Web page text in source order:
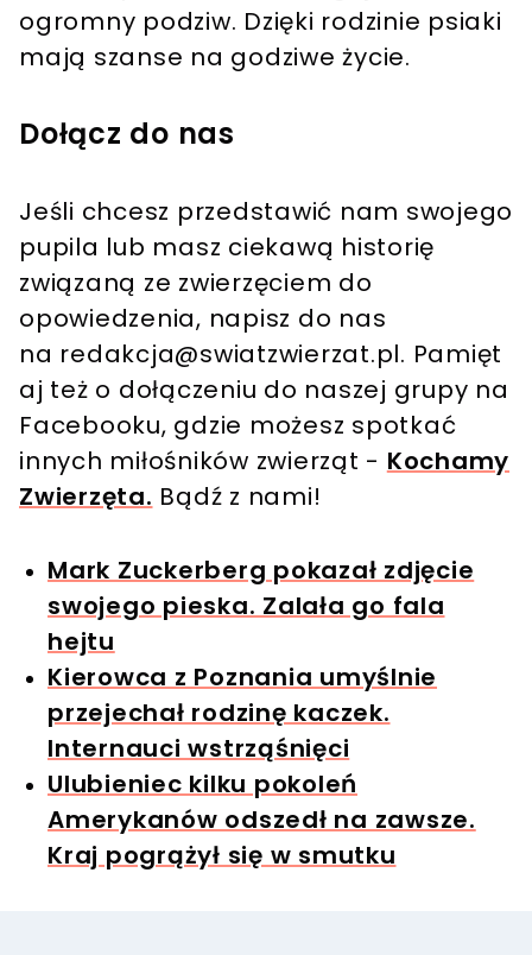
ogromny podziw. Dzięki rodzinie psiaki
mają szanse na godziwe życie.
Dołącz do nas
Jeśli chcesz przedstawić nam swojego
pupila lub masz ciekawą historię
związaną ze zwierzęciem do
opowiedzenia, napisz do nas
na redakcja@swiatzwierzat.pl. Pamięt
aj też o dołączeniu do naszej grupy na
Facebooku, gdzie możesz spotkać
innych miłośników zwierząt - Kochamy
Zwierzęta. Bądź z nami!
Mark Zuckerberg pokazał zdjęcie
swojego pieska. Zalała go fala
hejtu
Kierowca z Poznania umyślnie
przejechał rodzinę kaczek.
Internauci wstrząśnięci
Ulubieniec kilku pokoleń
Amerykanów odszedł na zawsze.
Kraj pogrążył się w smutku